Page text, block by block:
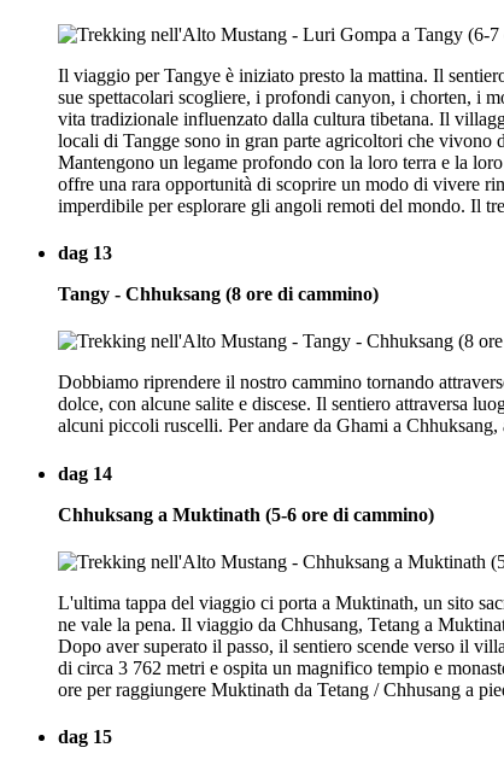
Il viaggio per Tangye è iniziato presto la mattina. Il
sue spettacolari scogliere, i profondi canyon, i chorten, i
vita tradizionale influenzato dalla cultura tibetana. Il
locali di Tangge sono in gran parte agricoltori che vivono
Mantengono un legame profondo con la loro terra e la
offre una rara opportunità di scoprire un modo di vivere
imperdibile per esplorare gli angoli remoti del mondo. Il
dag 13
Tangy - Chhuksang (8 ore di cammino)
Dobbiamo riprendere il nostro cammino tornando
dolce, con alcune salite e discese. Il sentiero attraversa
alcuni piccoli ruscelli. Per andare da Ghami a
dag 14
Chhuksang a Muktinath (5-6 ore di cammino)
L'ultima tappa del viaggio ci porta a Muktinath, un sito
ne vale la pena. Il viaggio da Chhusang, Tetang a
Dopo aver superato il passo, il sentiero scende verso il
di circa 3 762 metri e ospita un magnifico tempio e
ore per raggiungere Muktinath da Tetang / Chhusang a
dag 15